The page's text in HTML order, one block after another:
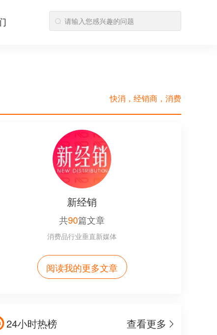
快消，经销商，消费
新经销
共90篇文章
消费品行业垂直新媒体
阅读我的更多文章
24小时热榜 查看更多